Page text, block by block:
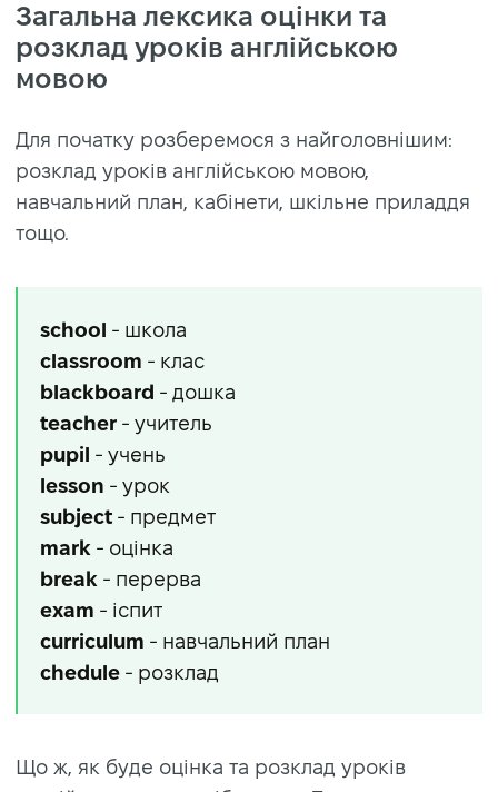
Загальна лексика оцінки та
розклад уроків англійською
мовою
Для початку розберемося з найголовнішим:
розклад уроків англійською мовою,
навчальний план, кабінети, шкільне приладдя
тощо.
school - школа
classroom - клас
blackboard - дошка
teacher - учитель
pupil - учень
lesson - урок
subject - предмет
mark - оцінка
break - перерва
exam - іспит
curriculum - навчальний план
chedule - розклад
Що ж, як буде оцінка та розклад уроків